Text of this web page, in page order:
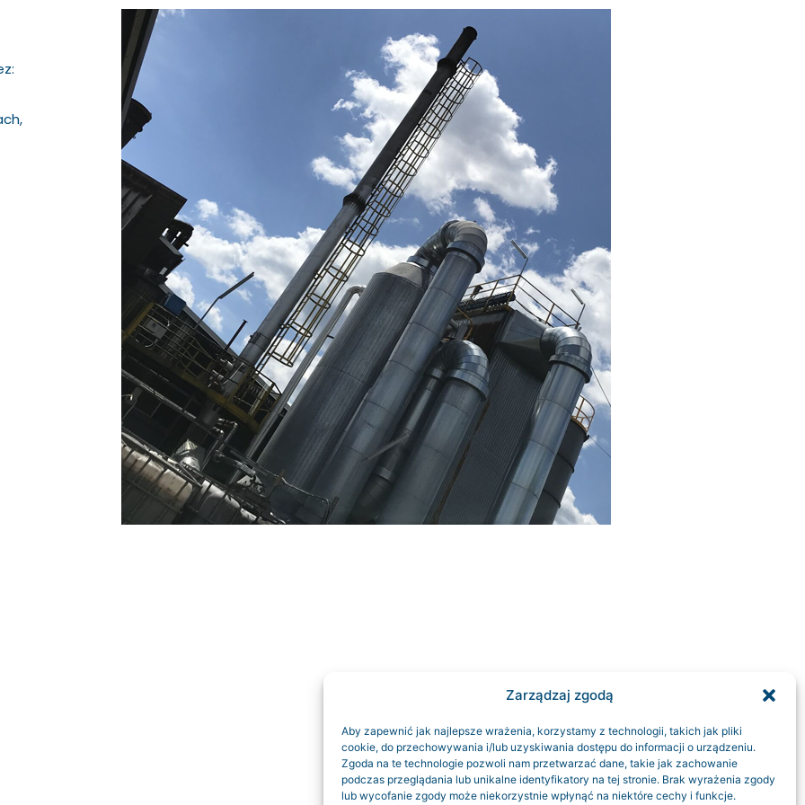
Zarządzaj zgodą
Aby zapewnić jak najlepsze wrażenia, korzystamy z technologii, takich jak pliki
cookie, do przechowywania i/lub uzyskiwania dostępu do informacji o urządzeniu.
Zgoda na te technologie pozwoli nam przetwarzać dane, takie jak zachowanie
podczas przeglądania lub unikalne identyfikatory na tej stronie. Brak wyrażenia zgody
lub wycofanie zgody może niekorzystnie wpłynąć na niektóre cechy i funkcje.